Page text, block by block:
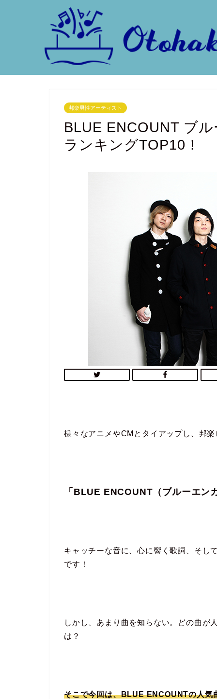
邦楽男性アーティスト
BLUE ENCOUNT ブ
ランキングTOP10！
様々なアニメやCMとタイアップし、邦
「BLUE ENCOUNT（ブルーエン
キャッチーな音に、心に響く歌詞、そし
です！
しかし、あまり曲を知らない。どの曲が
は？
そこで今回は、BLUE ENCOUNTの人